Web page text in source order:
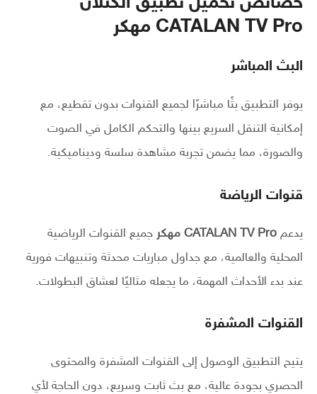
CATALAN TV Pro مهكر
البث المباشر
يوفر التطبيق بثًا مباشرًا لجميع القنوات بدون تقطيع، مع
إمكانية التنقل السريع بينها والتحكم الكامل في الصوت
والصورة، مما يضمن تجربة مشاهدة سلسة وديناميكية.
قنوات الرياضة
يدعم CATALAN TV Pro مهكر
جميع القنوات الرياضية
المحلية والعالمية، مع جداول مباريات محدثة وتنبيهات فورية
عند بدء الأحداث المهمة، ما يجعله مثاليًا لعشاق البطولات.
القنوات المشفرة
يتيح التطبيق الوصول إلى القنوات المشفرة والمحتوى
الحصري بجودة عالية، مع بث ثابت وسريع، دون الحاجة لأي